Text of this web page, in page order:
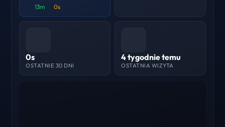
13m 0s
0s
OSTATNIE 30 DNI
4 tygodnie temu
OSTATNIA WIZYTA